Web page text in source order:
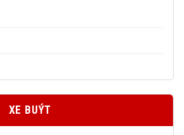
XE BUÝT